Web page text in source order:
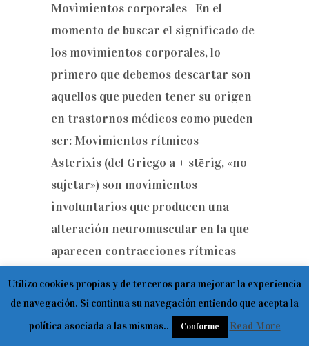
Movimientos corporales En el
momento de buscar el significado de
los movimientos corporales, lo
primero que debemos descartar son
aquellos que pueden tener su origen
en trastornos médicos como pueden
ser: Movimientos rítmicos
Asterixis (del Griego a + stērig, «no
sujetar») son movimientos
involuntarios que producen una
alteración neuromuscular en la que
aparecen contracciones rítmicas
o aleteo hepático (AKA Flapping
Tremor) Movimientos continuos
Corea es una afección en la que se
Utilizo cookies propias y de terceros para mejorar la experiencia
de navegación. Si continua su navegación entiendo que acepta la
política asociada a las mismas..
Conforme Read More